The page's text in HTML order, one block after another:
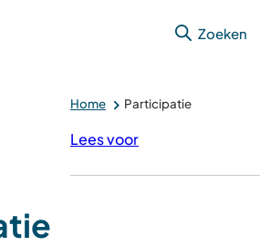
Zoeken
Home Participatie
Lees voor